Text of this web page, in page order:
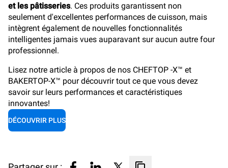
et les pâtisseries. Ces produits garantissent non
seulement d'excellentes performances de cuisson, mais
intègrent également de nouvelles fonctionnalités
intelligentes jamais vues auparavant sur aucun autre four
professionnel.
Lisez notre article à propos de nos CHEFTOP -X™ et
BAKERTOP-X™ pour découvrir tout ce que vous devez
savoir sur leurs performances et caractéristiques
innovantes!
DÉCOUVRIR PLUS